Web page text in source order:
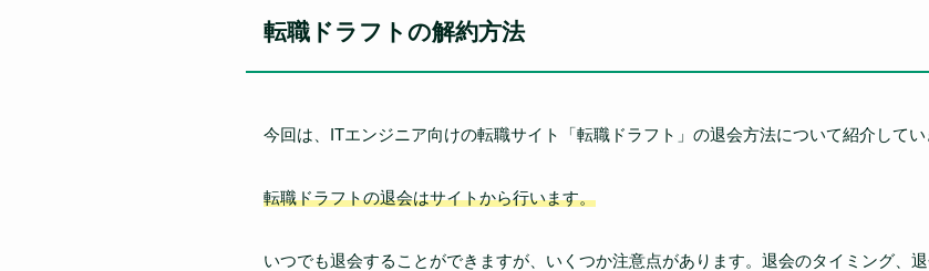
転職ドラフトの解約方法
今回は、ITエンジニア向けの転職サイト「転職ドラフト」の退会方法について紹介してい
転職ドラフトの退会はサイトから行います。
いつでも退会することができますが、いくつか注意点があります。退会のタイミング、